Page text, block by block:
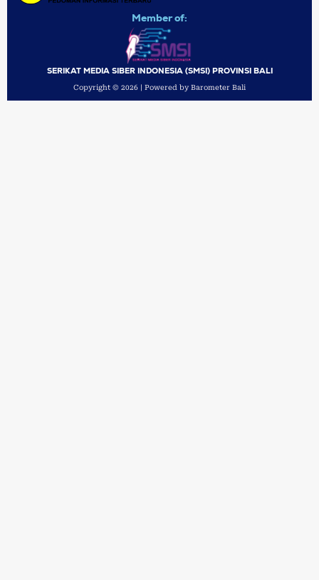
Member of:
SERIKAT MEDIA SIBER INDONESIA (SMSI) PROVINSI BALI
Copyright © 2026 | Powered by Barometer Bali